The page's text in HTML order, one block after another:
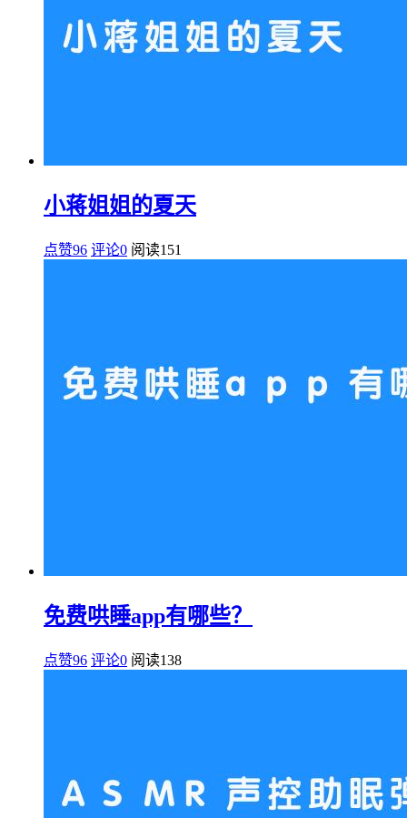
小蒋姐姐的夏天
点赞96 评论0 阅读151
免费哄睡app有哪些？
点赞96 评论0 阅读138